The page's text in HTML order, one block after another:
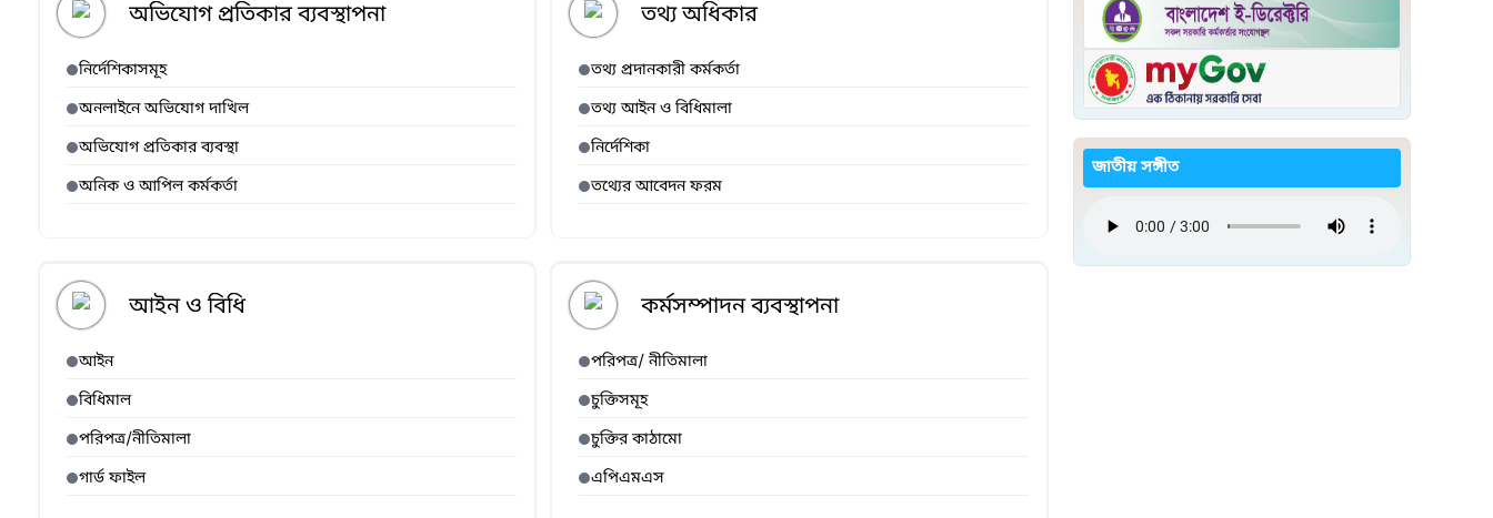
অভিযোগ প্রতিকার ব্যবস্থাপনা
নির্দেশিকাসমূহ
অনলাইনে অভিযোগ দাখিল
অভিযোগ প্রতিকার ব্যবস্থা
অনিক ও আপিল কর্মকর্তা
তথ্য অধিকার
তথ্য প্রদানকারী কর্মকর্তা
তথ্য আইন ও বিধিমালা
নির্দেশিকা
তথ্যের আবেদন ফরম
আইন ও বিধি
আইন
বিধিমাল
পরিপত্র/নীতিমালা
গার্ড ফাইল
কর্মসম্পাদন ব্যবস্থাপনা
পরিপত্র/ নীতিমালা
চুক্তিসমূহ
চুক্তির কাঠামো
এপিএমএস
জাতীয় সঙ্গীত